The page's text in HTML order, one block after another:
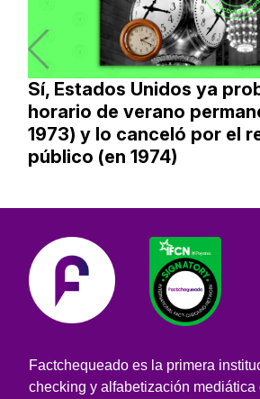
Sí, Estados Unidos ya
horario de verano
1973) y lo canceló por el
público (en 1974)
Factchequeado es la primera
checking y alfabetización mediática